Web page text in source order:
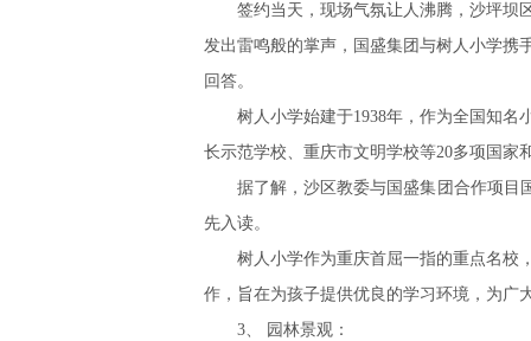
签约当天，现场气氛让人沸腾，沙坪坝
发出雷鸣般的掌声，国盛集团与树人小学携
回答。
树人小学始建于1938年，作为全国知名
长示范学校、重庆市文明学校等20多项国家
据了解，沙区教委与国盛集团合作项目
先入读。
树人小学作为重庆首屈一指的重点名校
作，旨在为孩子提供优良的学习环境，为广
3、 园林景观：